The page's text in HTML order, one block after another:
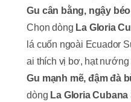
Gu cân bằng, ngậy
Chọn dòng La Gloria
lá cuốn ngoài Ecuador
ai thích vị bơ, hạt nướng
Gu mạnh mẽ, đậm đà
dòng La Gloria Cubana